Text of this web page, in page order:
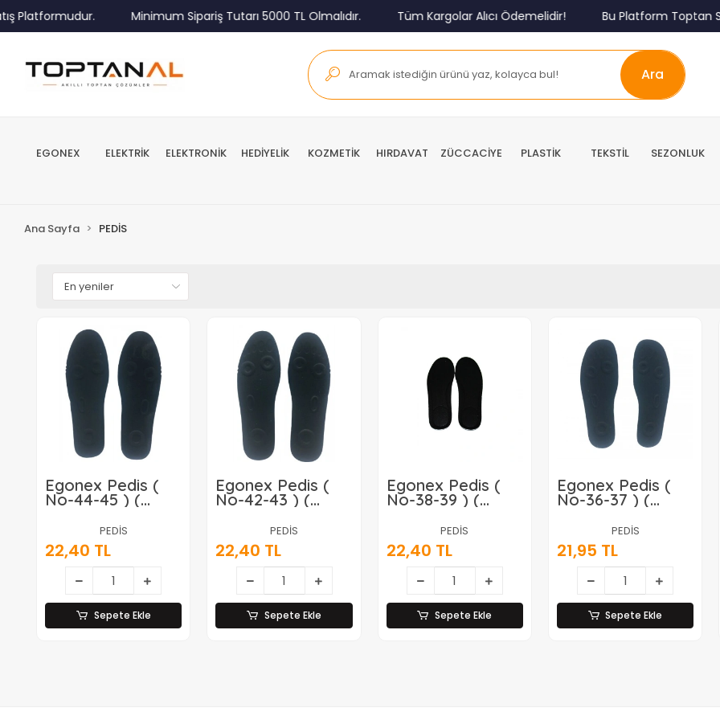
Platformudur. Minimum Sipariş Tutarı 5000 TL Olmalıdır. Tüm Kargolar Alıcı Ödemelidir! Bu Platform Toptan
Ara
EGONEX ELEKTRİK ELEKTRONİK HEDİYELİK KOZMETİK HIRDAVAT ZÜCCACİYE PLASTİK TEKSTİL SEZONLUK
Ana Sayfa PEDİS
Egonex Pedis (
No-44-45 ) (
Ortapedik )
Ayakkabı Keçesi
( Konforlu &
Klimalı ) (tekstil
İç Astar &
Poliüretan Köpük
Taban)*10x50
PEDİS
22,40 TL
Sepete Ekle
Egonex Pedis (
No-42-43 ) (
Ortapedik )
Ayakkabı Keçesi
( Konforlu &
Klimalı ) (tekstil
İç Astar &
Poliüretan Köpük
Taban)*10x50
PEDİS
22,40 TL
Sepete Ekle
Egonex Pedis (
No-38-39 ) (
Ortapedik )
Ayakkabı Keçesi
( Konforlu &
Klimalı ) (tekstil
İç Astar &
Poliüretan Köpük
Taban)*10x50
PEDİS
22,40 TL
Sepete Ekle
Egonex Pedis (
No-36-37 ) (
Ortapedik )
Ayakkabı Keçesi
( Konforlu &
Klimalı ) (tekstil
İç Astar &
Poliüretan Köpük
Taban)*10x50
PEDİS
21,95 TL
Sepete Ekle